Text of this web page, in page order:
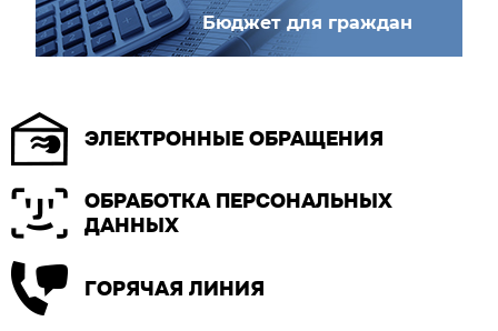
Бюджет для граждан
ЭЛЕКТРОННЫЕ ОБРАЩЕНИЯ
ОБРАБОТКА ПЕРСОНАЛЬНЫХ
ДАННЫХ
ГОРЯЧАЯ ЛИНИЯ